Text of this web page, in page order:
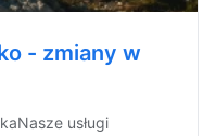
- zmiany w
usługi